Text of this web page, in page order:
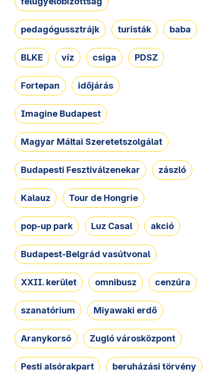
pedagógussztrájk turisták baba
BLKE víz csiga PDSZ
Fortepan időjárás
Imagine Budapest
Magyar Máltai Szeretetszolgálat
Budapesti Fesztiválzenekar zászló
Kalauz Tour de Hongrie
pop-up park Luz Casal akció
Budapest-Belgrád vasútvonal
XXII. kerület omnibusz cenzúra
szanatórium Miyawaki erdő
Aranykorsó Zugló városközpont
Pesti alsórakpart beruházási törvény